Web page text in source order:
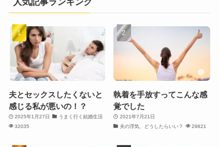
人気記事ランキング
夫とセックスしたくないと
感じる私が悪いの！？
2025年1月27日
うまく行く結婚生活
32035
執着を手放すってこんな感
覚でした
2021年7月21日
夫の浮気、どうしたらいい？
29821